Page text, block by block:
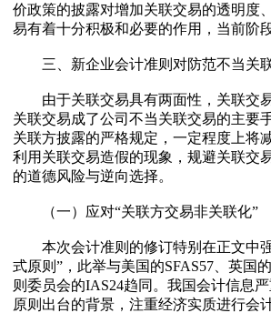
价政策的披露对增加关联交易的透明度
易有着十分积极和必要的作用，当前阶
三、新企业会计准则对防范不当关
由于关联交易具有两面性，关联交
关联交易成了公司不当关联交易的主要
关联方披露的严格规定，一定程度上将
利用关联交易造假的现象，规避关联交
的道德风险与逆向选择。
（一）应对“关联方交易非关联化”
本次会计准则的修订特别在正文中
式原则”，此举与美国的SFAS57、英国
则委员会的IAS24趋同。我国会计信息
原则出台的背景，注重经济实质进行会